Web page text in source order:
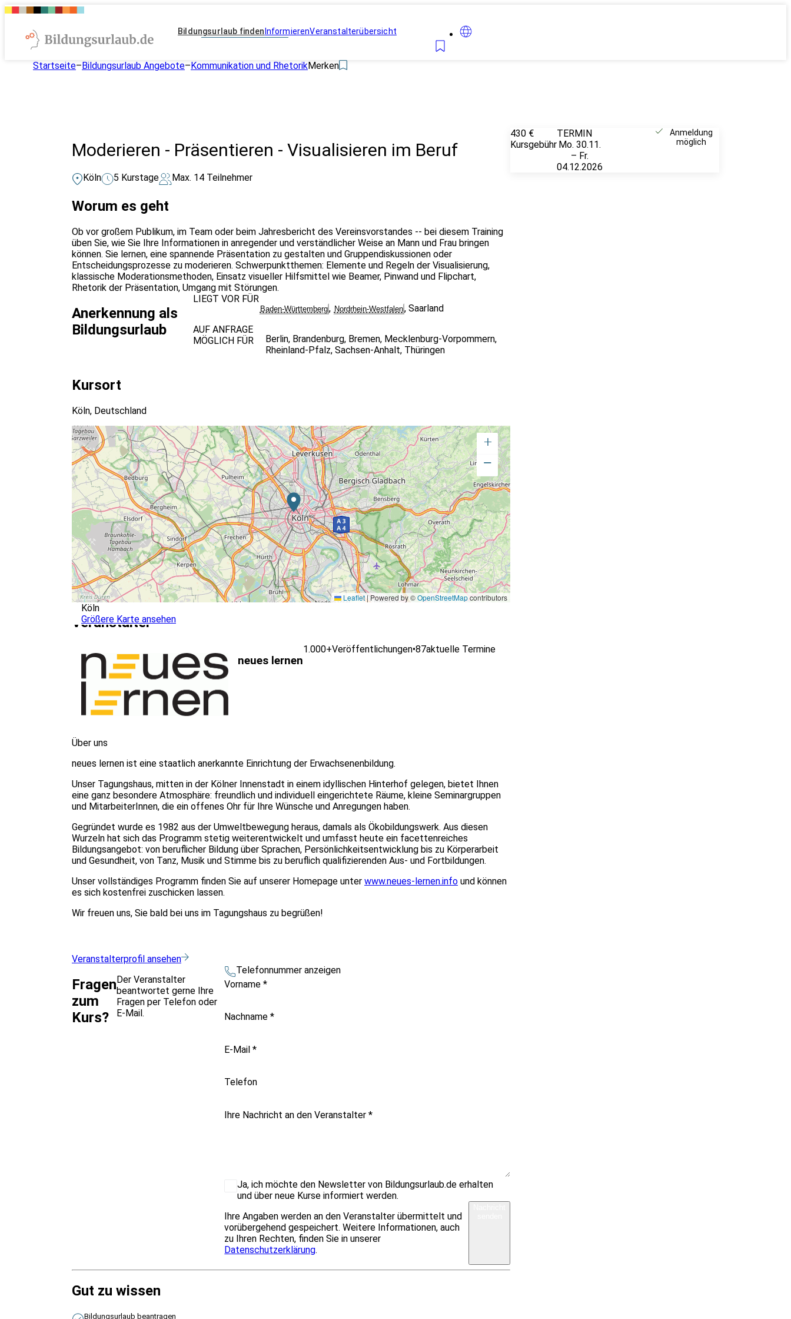
Bildungsurlaub finden InformierenVeranstalterübersicht
Startseite–Bildungsurlaub Angebote–Kommunikation und RhetorikMerken
Moderieren - Präsentieren - Visualisieren im Beruf
Köln 5 Kurstage Max. 14 Teilnehmer
Worum es geht
Ob vor großem Publikum, im Team oder beim Jahresbericht des Vereinsvorstandes -- bei diesem Training
üben Sie, wie Sie Ihre Informationen in anregender und verständlicher Weise an Mann und Frau bringen
können. Sie lernen, eine spannende Präsentation zu gestalten und Gruppendiskussionen oder
Entscheidungsprozesse zu moderieren. Schwerpunktthemen: Elemente und Regeln der Visualisierung,
klassische Moderationsmethoden, Einsatz visueller Hilfsmittel wie Beamer, Pinwand und Flipchart,
Rhetorik der Präsentation, Umgang mit Störungen.
Anerkennung als
Bildungsurlaub
LIEGT VOR FÜR
Baden-Württemberg, Nordrhein-Westfalen, Saarland
AUF ANFRAGE
MÖGLICH FÜR
Berlin, Brandenburg, Bremen, Mecklenburg-Vorpommern,
Rheinland-Pfalz,Sachsen-Anhalt, Thüringen
Kursort
Köln, Deutschland
+
−
Leaflet| Powered by ©OpenStreetMapcontributors
Köln
Größere Karte ansehen
Veranstalter
neues lernen
1.000+Veröffentlichungen•87aktuelle Termine
Über uns
neues lernen ist eine staatlich anerkannte Einrichtung der Erwachsenenbildung.
Unser Tagungshaus, mitten in der Kölner Innenstadt in einem idyllischen Hinterhof gelegen, bietet Ihnen
eine ganz besondere Atmosphäre: freundlich und individuell eingerichtete Räume, kleine Seminargruppen
und MitarbeiterInnen, die ein offenes Ohr für Ihre Wünsche und Anregungen haben.
Gegründet wurde es 1982 aus der Umweltbewegung heraus, damals als Ökobildungswerk. Aus diesen
Wurzeln hat sich das Programm stetig weiterentwickelt und umfasst heute ein facettenreiches
Bildungsangebot: von beruflicher Bildung über Sprachen, Persönlichkeitsentwicklung bis zu Körperarbeit
und Gesundheit, von Tanz, Musik und Stimme bis zu beruflich qualifizierenden Aus- und Fortbildungen.
Unser vollständiges Programm finden Sie auf unserer Homepage unter www.neues-lernen.info und können
es sich kostenfrei zuschicken lassen.
Wir freuen uns, Sie bald bei uns im Tagungshaus zu begrüßen!
Veranstalterprofil ansehen
Fragen
zum
Kurs?
Der Veranstalter
beantwortet gerne Ihre
Fragen per Telefon oder
E-Mail.
Telefonnummer anzeigen
Vorname*
Nachname*
E-Mail*
Telefon
Ihre Nachricht an den Veranstalter*
Ja, ich möchte den Newsletter von Bildungsurlaub.de erhalten
und über neue Kurse informiert werden.
Ihre Angaben werden an den Veranstalter übermittelt und
vorübergehend gespeichert. Weitere Informationen, auch
zu Ihren Rechten, finden Sie in unserer
Datenschutzerklärung.
Gut zu wissen
Bildungsurlaub beantragen
430 €
Kursgebühr
TERMIN
Mo. 30.11.
– Fr.
04.12.2026
Anmeldung
möglich